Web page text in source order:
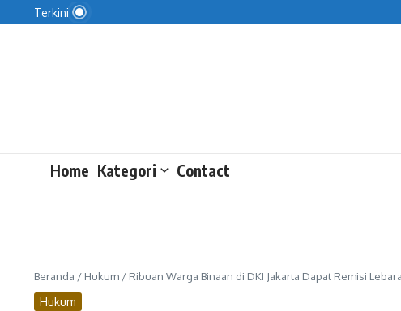
Lewati ke konten
Terkini
Home Kategori Contact
Beranda / Hukum / Ribuan Warga Binaan di DKI Jakarta Dapat Remisi
Hukum